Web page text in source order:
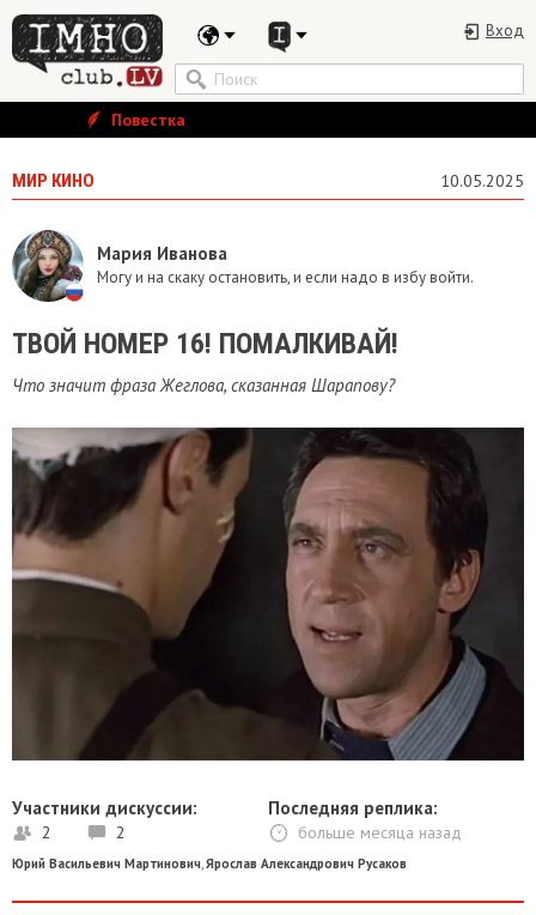
Вход
Повестка
МИР КИНО 10.05.2025
Мария Иванова
Могу и на скаку остановить, и если надо в избу войти.
ТВОЙ НОМЕР 16! ПОМАЛКИВАЙ!
Что значит фраза Жеглова, сказанная Шарапову?
Участники дискуссии:
2 2
Последняя реплика:
больше месяца назад
Юрий Васильевич Мартинович,Ярослав Александрович Русаков